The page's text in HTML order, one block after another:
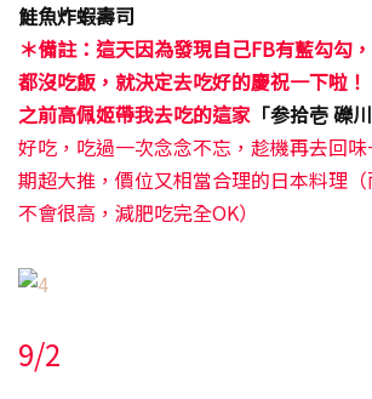
鮭魚炸蝦壽司
＊備註：這天因為發現自己FB有藍勾勾
都沒吃飯，就決定去吃好的慶祝一下啦！
之前高佩姬帶我去吃的這家 「参拾壱 礫
好吃，吃過一次念念不忘，趁機再去回
期超大推，價位又相當合理的日本料理
不會很高，減肥吃完全OK）
9/2